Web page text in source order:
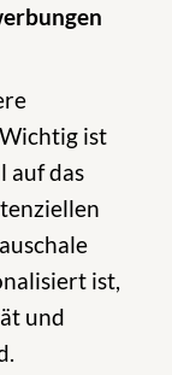
ist
auf das
ist,
und